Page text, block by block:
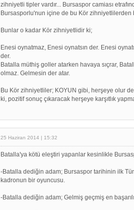
zihniyetli tipler vardır... Bursaspor camiası
Bursasporlu'nun içine de bu Kör zihniyetlilerden
Bunlar o kadar Kör zihniyetlidir ki;
Enesi oynatmaz, Enesi oynatsın der. Enesi
der.
Batalla müthiş goller atarken havaya sıçrar,
olmaz. Gelmesin der atar.
Bu Kör zihniyetliler; KOYUN gibi, herşeye olur
ki, pozitif sonuç çıkaracak herşeye karşıtlık
25 Haziran 2014 | 15:32
Batalla'ya kötü eleştiri yapanlar kesinlikle
-Batalla dediğin adam; Bursaspor tarihinin ilk
kadronun bir oyuncusu.
-Batalla dediğin adam; Gelmiş geçmiş en